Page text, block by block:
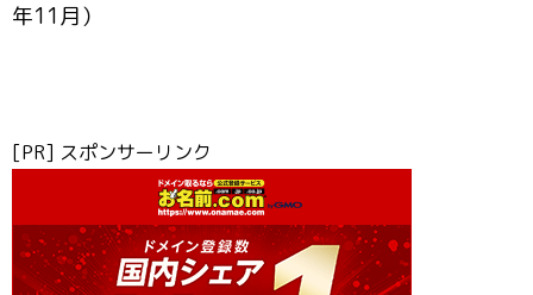
年11月）
[PR] スポンサーリンク